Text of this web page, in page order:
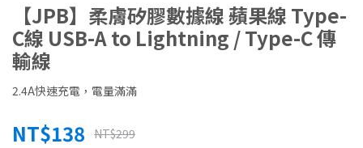
【JPB】柔膚矽膠數據線 蘋果線 Type-
C線 USB-A to Lightning / Type-C 傳
輸線
2.4A快速充電，電量滿滿
NT$138 NT$299